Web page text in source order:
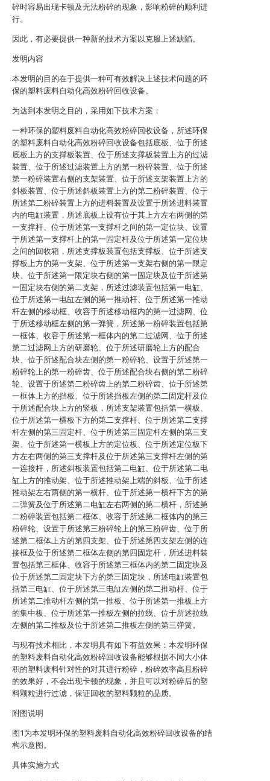
碎时容易出现卡顿及无法粉碎的现象，影响粉碎的顺利进
行。
因此，有必要提供一种新的技术方案以克服上述缺陷。
发明内容
本发明的目的在于提供一种可有效解决上述技术问题的环
保的塑料废料自动化高效粉碎回收设备。
为达到本发明之目的，采用如下技术方案：
一种环保的塑料废料自动化高效粉碎回收设备，所述环保
的塑料废料自动化高效粉碎回收设备包括底板、位于所述
底板上方的支撑板装置、位于所述支撑板装置上方的过滤
装置、位于所述过滤装置上方的第一粉碎装置、位于所述
第一粉碎装置右侧的支架装置、位于所述支架装置上方的
斜板装置、位于所述斜板装置上方的第二粉碎装置、位于
所述第二粉碎装置上方的进料装置及设置于所述进料装置
内的电缸装置，所述底板上设有位于其上方左右两侧的第
一支撑杆、位于所述第一支撑杆之间的第一定位块、设置
于所述第一支撑杆上的第一固定杆及位于所述第一定位块
之间的回收箱，所述支撑板装置包括支撑板、位于所述支
撑板上方的第一支架、位于所述第一支架右侧的第一限定
块、位于所述第一限定块右侧的第一固定块及位于所述第
一固定块右侧的第二支架，所述过滤装置包括第一电缸、
位于所述第一电缸左侧的第一推动杆、位于所述第一推动
杆左侧的移动框、收容于所述移动框内的第一过滤网、位
于所述移动框左侧的第一弹簧，所述第一粉碎装置包括第
一框体、收容于所述第一框体内的第二过滤网、位于所述
第二过滤网上方的研磨轮、位于所述研磨轮上方的配合
块、位于所述配合块左侧的第一粉碎轮、设置于所述第一
粉碎轮上的第一粉碎齿、位于所述配合块右侧的第二粉碎
轮、设置于所述第二粉碎齿上的第二粉碎齿、位于所述第
一框体上方的挡板、位于所述挡板左侧的第二固定杆及位
于所述配合块上方的竖板，所述支架装置包括第一横板、
位于所述第一横板下方的第二支撑杆、位于所述第二支撑
杆左侧的第三固定杆、位于所述第三固定杆左侧的第三支
架、位于所述第一横板上方的定位板、位于所述定位板下
方左右两侧的第三支撑杆及位于所述第三支撑杆左侧的第
一连接杆，所述斜板装置包括第二电缸、位于所述第二电
缸上方的推动架、位于所述推动架上端的斜板、位于所述
推动架左右两侧的第一横杆、位于所述第一横杆下方的第
二弹簧及位于所述第二电缸左右两侧的第二横杆，所述第
二粉碎装置包括第二框体、收容于所述第二框体内的第三
粉碎轮、设置于所述第三粉碎轮上的第三粉碎齿、位于所
述第二框体上方的第四支架、位于所述第四支架左侧的连
接框及位于所述第二框体左侧的第四固定杆，所述进料装
置包括第三框体、收容于所述第三框体内的第二固定块及
位于所述第二固定块下方的第三固定块，所述电缸装置包
括第三电缸、位于所述第三电缸左侧的第二推动杆、位于
所述第二推动杆左侧的第一推板、位于所述第一推板上方
的集中板、位于所述第一推板左侧的拉线、位于所述拉线
左侧的第二推板及位于所述第二推板左侧的第三弹簧。
与现有技术相比，本发明具有如下有益效果：本发明环保
的塑料废料自动化高效粉碎回收设备能够根据不同大小体
积的塑料废料针对性的对其进行粉碎，粉碎效率高且粉碎
的效果好，不会出现卡顿的现象，并且可以对粉碎后的塑
料颗粒进行过滤，保证回收的塑料颗粒的品质。
附图说明
图1为本发明环保的塑料废料自动化高效粉碎回收设备的结
构示意图。
具体实施方式